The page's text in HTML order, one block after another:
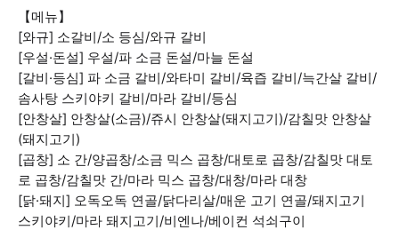
【메뉴】
[와규] 소갈비/소 등심/와규 갈비
[우설·돈설] 우설/파 소금 돈설/마늘 돈설
[갈비·등심] 파 소금 갈비/와타미 갈비/육즙 갈비/늑간살 갈비/
솜사탕 스키야키 갈비/마라 갈비/등심
[안창살] 안창살(소금)/쥬시 안창살(돼지고기)/감칠맛 안창살
(돼지고기)
[곱창] 소 간/양곱창/소금 믹스 곱창/대토로 곱창/감칠맛 대토
로 곱창/감칠맛 간/마라 믹스 곱창/대창/마라 대창
[닭·돼지] 오독오독 연골/닭다리살/매운 고기 연골/돼지고기
스키야키/마라 돼지고기/비엔나/베이컨 석쇠구이